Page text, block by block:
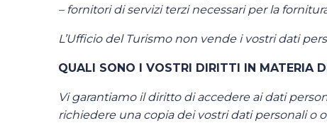
– fornitori di servizi terzi necessari per la
L’Ufficio del Turismo non vende i vostri dati
QUALI SONO I VOSTRI DIRITTI IN MATERIA
Vi garantiamo il diritto di accedere ai dati
richiedere una copia dei vostri dati personali o